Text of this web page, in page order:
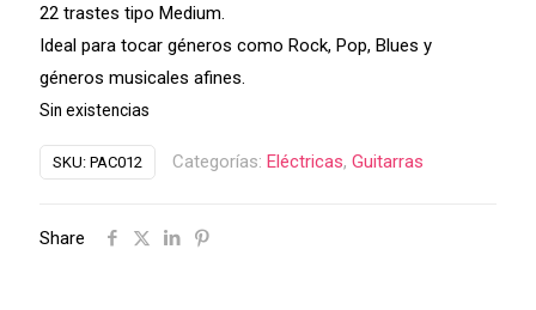
22 trastes tipo Medium.
Ideal para tocar géneros como Rock, Pop, Blues y
géneros musicales afines.
Sin existencias
SKU: PAC012 Categorías: Eléctricas, Guitarras
Share